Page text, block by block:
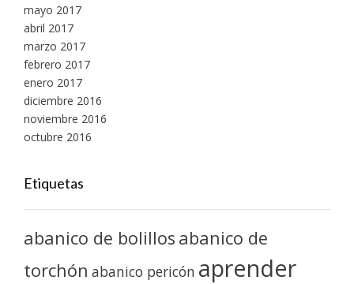
mayo 2017
abril 2017
marzo 2017
febrero 2017
enero 2017
diciembre 2016
noviembre 2016
octubre 2016
Etiquetas
abanico de bolillos abanico de
torchón abanico pericón aprender